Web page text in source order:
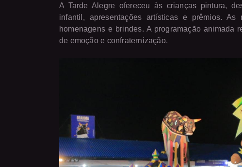
A Tarde Alegre ofereceu às crianças pintura,
infantil, apresentações artísticas e prêmios. As
homenagens e brindes. A programação animada
de emoção e confraternização.